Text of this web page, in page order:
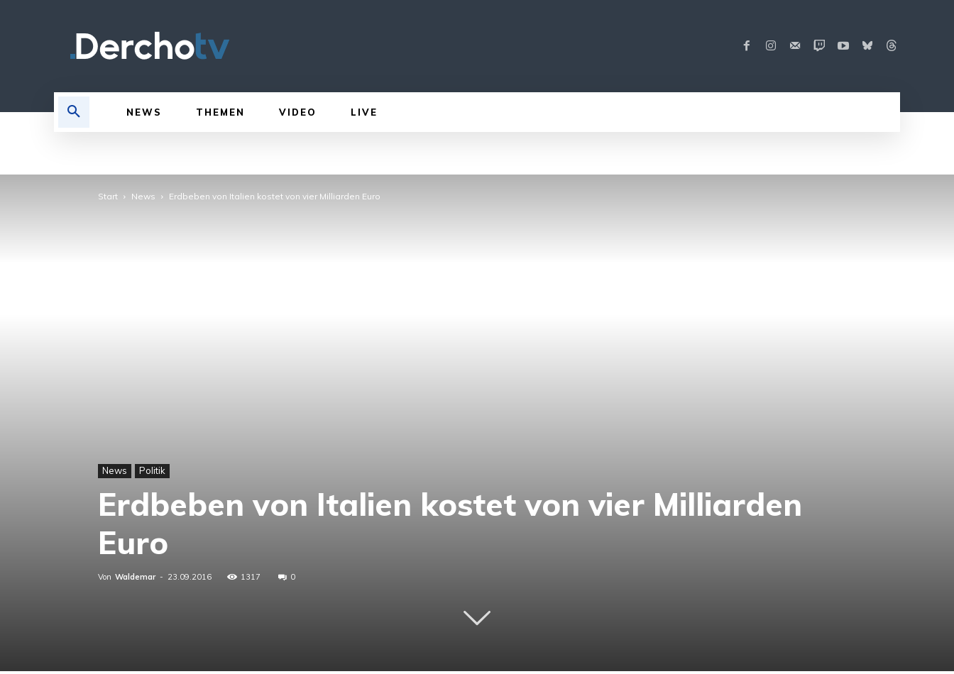
NEWS THEMEN VIDEO LIVE
Start News Erdbeben von Italien kostet von vier Milliarden Euro
News Politik
Erdbeben von Italien kostet von vier Milliarden
Euro
Von Waldemar - 23.09.2016 1317 0